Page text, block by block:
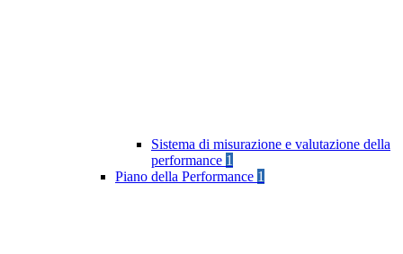
Sistema di misurazione e valutazione della
performance 1
Piano della Performance 1